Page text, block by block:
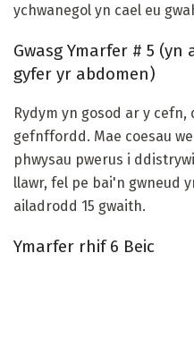
ychwanegol yn cael eu
Gwasg Ymarfer # 5
gyfer yr abdomen)
Rydym yn gosod ar y
gefnffordd. Mae coesau
phwysau pwerus i
llawr, fel pe bai'n gwneud
ailadrodd 15 gwaith.
Ymarfer rhif 6 Beic